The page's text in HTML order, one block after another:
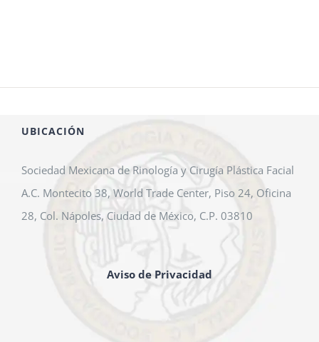
UBICACIÓN
Sociedad Mexicana de Rinología y Cirugía Plástica Facial
A.C. Montecito 38, World Trade Center, Piso 24, Oficina
28, Col. Nápoles, Ciudad de México, C.P. 03810
Aviso de Privacidad